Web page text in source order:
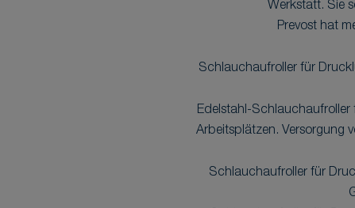
Werkstatt. Sie
Prevost hat
Schlauchaufroller für
Edelstahl-Schlauchaufroller
Arbeitsplätzen. Versorgung
Schlauchaufroller für